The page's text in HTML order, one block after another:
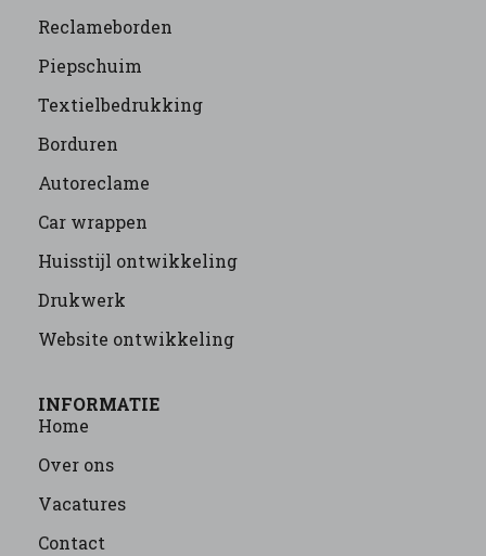
Reclameborden
Piepschuim
Textielbedrukking
Borduren
Autoreclame
Car wrappen
Huisstijl ontwikkeling
Drukwerk
Website ontwikkeling
INFORMATIE
Home
Over ons
Vacatures
Contact